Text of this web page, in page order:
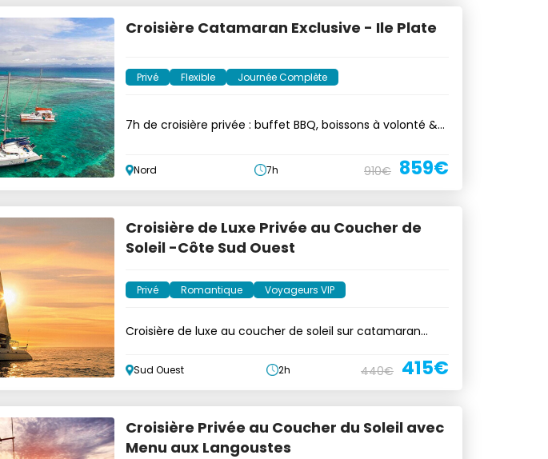
Croisière Catamaran Exclusive - Ile Plate
Privé Flexible Journée Complète
7h de croisière privée : buffet BBQ, boissons à volonté &
Nord 7h 910€ 859€
Croisière de Luxe Privée au Coucher de
Soleil -Côte Sud Ouest
Privé Romantique Voyageurs VIP
Croisière de luxe au coucher de soleil sur catamaran
Sud Ouest 2h 440€ 415€
Croisière Privée au Coucher du Soleil avec
Menu aux Langoustes